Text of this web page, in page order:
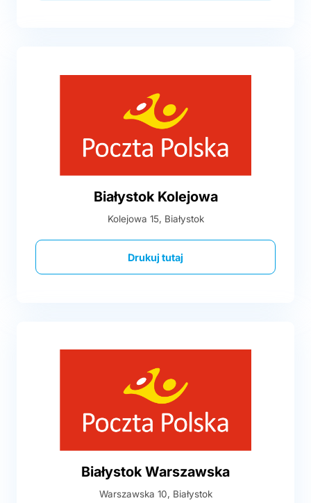
Białystok Kolejowa
Kolejowa 15, Białystok
Drukuj tutaj
Białystok Warszawska
Warszawska 10, Białystok